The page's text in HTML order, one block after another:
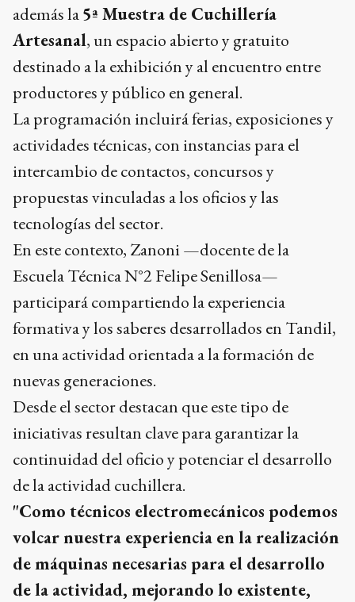
además la5ª Muestra de Cuchillería
Artesanal, un espacio abierto y gratuito
destinado a la exhibición y al encuentro entre
productores y público en general.
La programación incluirá ferias, exposiciones y
actividades técnicas, con instancias para el
intercambio de contactos, concursos y
propuestas vinculadas a los oficios y las
tecnologías del sector.
En este contexto, Zanoni —docente de la
Escuela Técnica N°2 Felipe Senillosa—
participará compartiendo la experiencia
formativa y los saberes desarrollados en Tandil,
en una actividad orientada a la formación de
nuevas generaciones.
Desde el sector destacan que este tipo de
iniciativas resultan clave para garantizar la
continuidad del oficio y potenciar el desarrollo
de la actividad cuchillera.
"Como técnicos electromecánicos podemos
volcar nuestra experiencia en la realización
de máquinas necesarias para el desarrollo
de la actividad, mejorando lo existente,